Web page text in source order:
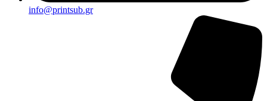
info@printsub.gr